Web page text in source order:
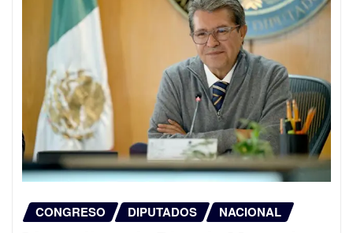
CONGRESO DIPUTADOS NACIONAL